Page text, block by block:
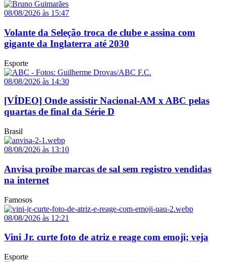
08/08/2026 às 15:47
Volante da Seleção troca de clube e assina com
gigante da Inglaterra até 2030
Esporte
08/08/2026 às 14:30
[VÍDEO] Onde assistir Nacional-AM x ABC pelas
quartas de final da Série D
Brasil
08/08/2026 às 13:10
Anvisa proíbe marcas de sal sem registro vendidas
na internet
Famosos
08/08/2026 às 12:21
Vini Jr. curte foto de atriz e reage com emoji; veja
Esporte